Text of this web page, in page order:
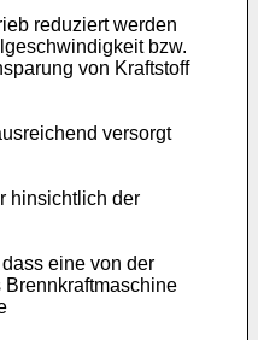
reduziert werden
bzw.
von Kraftstoff
versorgt
hinsichtlich der
eine von der